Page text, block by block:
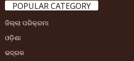
POPULAR CATEGORY
ଜିଲ୍ଲା ପରିକ୍ରମା
ଓଡ଼ିଶା
ଭଦ୍ରକ